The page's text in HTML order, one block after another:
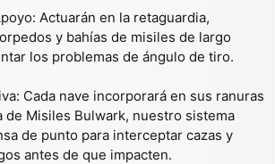
Actuarán en la retaguardia,
y bahías de misiles de largo
los problemas de ángulo de tiro.
Cada nave incorporará en sus ranuras
de Misiles Bulwark, nuestro sistema
de punto para interceptar cazas y
antes de que impacten.